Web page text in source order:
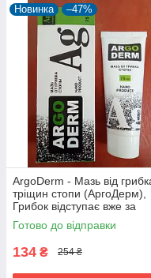
Новинка –47%
ArgoDerm - Мазь від
тріщин стопи (АргоДерм),
Грибок відступає вже за
місяць
Готово до відправки
134 ₴ 254 ₴